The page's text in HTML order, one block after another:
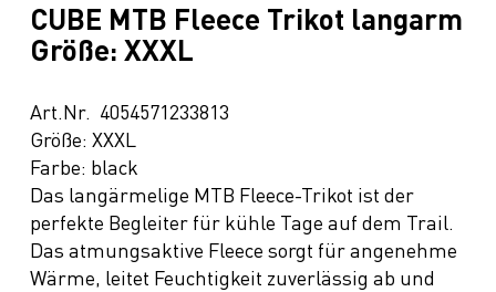
CUBE MTB Fleece Trikot langarm
Größe: XXXL
Art.Nr. 4054571233813
Größe: XXXL
Farbe: black
Das langärmelige MTB Fleece-Trikot ist der
perfekte Begleiter für kühle Tage auf dem Trail.
Das atmungsaktive Fleece sorgt für angenehme
Wärme, leitet Feuchtigkeit zuverlässig ab und